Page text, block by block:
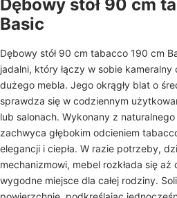
Dębowy stół 90 cm
Basic
Dębowy stół 90 cm tabacco 190 cm
jadalni, który łączy w sobie
dużego mebla. Jego okrągły blat o
sprawdza się w codziennym
lub salonach. Wykonany z
zachwyca głębokim odcieniem
elegancji i ciepła. W razie potrzeby,
mechanizmowi, mebel rozkłada się
wygodne miejsce dla całej rodziny.